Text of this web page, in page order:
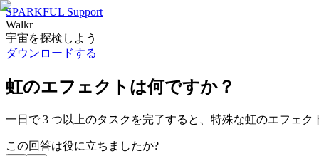
SPARKFUL Support
Walkr
宇宙を探検しよう
ダウンロードする
虹のエフェクトは何ですか？
一日で 3 つ以上のタスクを完了すると、特殊な虹のエフェク
この回答は役に立ちましたか?